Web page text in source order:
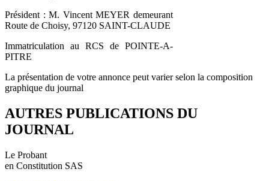
Président : M. Vincent MEYER demeurant
Route de Choisy, 97120 SAINT-CLAUDE
Immatriculation au RCS de POINTE-A-
PITRE
La présentation de votre annonce peut varier selon la composition
graphique du journal
AUTRES PUBLICATIONS DU
JOURNAL
Le Probant
en Constitution SAS